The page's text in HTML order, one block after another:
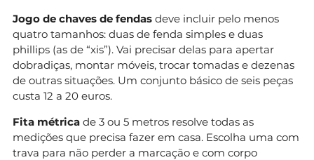
Jogo de chaves de fendas deve incluir pelo menos
quatro tamanhos: duas de fenda simples e duas
phillips (as de “xis”). Vai precisar delas para apertar
dobradiças, montar móveis, trocar tomadas e dezenas
de outras situações. Um conjunto básico de seis peças
custa 12 a 20 euros.
Fita métrica de 3 ou 5 metros resolve todas as
medições que precisa fazer em casa. Escolha uma com
trava para não perder a marcação e com corpo